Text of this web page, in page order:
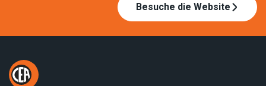
Besuche die Website